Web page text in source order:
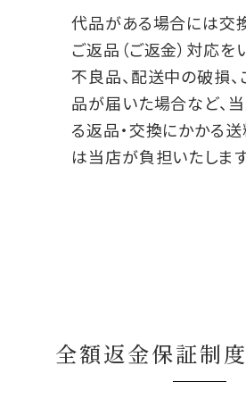
代品がある場合には交
ご返品（ご返金）対応を
不良品、配送中の破損
品が届いた場合など、
る返品・交換にかかる
は当店が負担いたします
全額返金保証制